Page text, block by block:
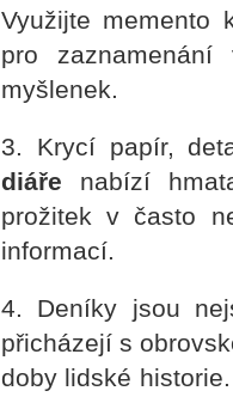
Využijte memento
pro
myšlenek.
3. Krycí papír,
diáře nabízí
prožitek v často
informací.
4. Deníky jsou
přicházejí s
doby lidské